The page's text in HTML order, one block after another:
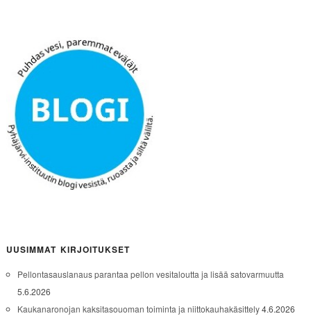
UUSIMMAT KIRJOITUKSET
Pellontasauslanaus parantaa pellon vesitaloutta ja lisää satovarmuutta
5.6.2026
Kaukanaronojan kaksitasouoman toiminta ja niittokauhakäsittely4.6.2026